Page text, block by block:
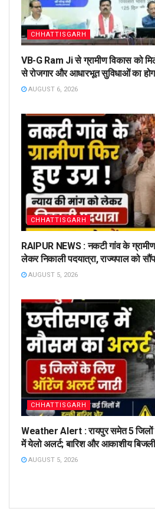
CHHATTISGARH
VB-G Ram Ji से ग्रामीण विकास को
से रोजगार और आधारभूत सुविधाओं का
AUGUST 6, 2026
CHHATTISGARH
RAIPUR NEWS : नकटी गांव के
लेकर निकाली पदयात्रा, राज्यपाल को
AUGUST 5, 2026
CHHATTISGARH
Weather Alert : रायपुर समेत 5
में येलो अलर्ट; बारिश और आकाशीय
AUGUST 5, 2026